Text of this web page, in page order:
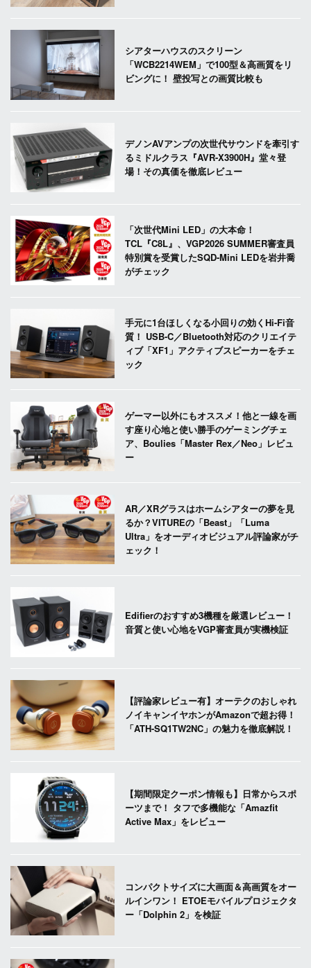
シアターハウスのスクリーン
「WCB2214WEM」で100型＆高画質をリ
ビングに！ 壁投写との画質比較も
デノンAVアンプの次世代サウンドを牽引す
るミドルクラス『AVR-X3900H』堂々登
場！その真価を徹底レビュー
「次世代Mini LED」の大本命！
TCL『C8L』、VGP2026 SUMMER審査員
特別賞を受賞したSQD-Mini LEDを岩井喬
がチェック
手元に1台ほしくなる小回りの効くHi-Fi音
質！ USB-C／Bluetooth対応のクリエイテ
ィブ「XF1」アクティブスピーカーをチェ
ック
ゲーマー以外にもオススメ！他と一線を画
す座り心地と使い勝手のゲーミングチェ
ア、Boulies「Master Rex／Neo」レビュ
ー
AR／XRグラスはホームシアターの夢を見
るか？VITUREの「Beast」「Luma
Ultra」をオーディオビジュアル評論家がチ
ェック！
Edifierのおすすめ3機種を厳選レビュー！
音質と使い心地をVGP審査員が実機検証
【評論家レビュー有】オーテクのおしゃれ
ノイキャンイヤホンがAmazonで超お得！
「ATH-SQ1TW2NC」の魅力を徹底解説！
【期間限定クーポン情報も】日常からスポ
ーツまで！ タフで多機能な「Amazfit
Active Max」をレビュー
コンパクトサイズに大画面＆高画質をオー
ルインワン！ ETOEモバイルプロジェクタ
ー「Dolphin 2」を検証